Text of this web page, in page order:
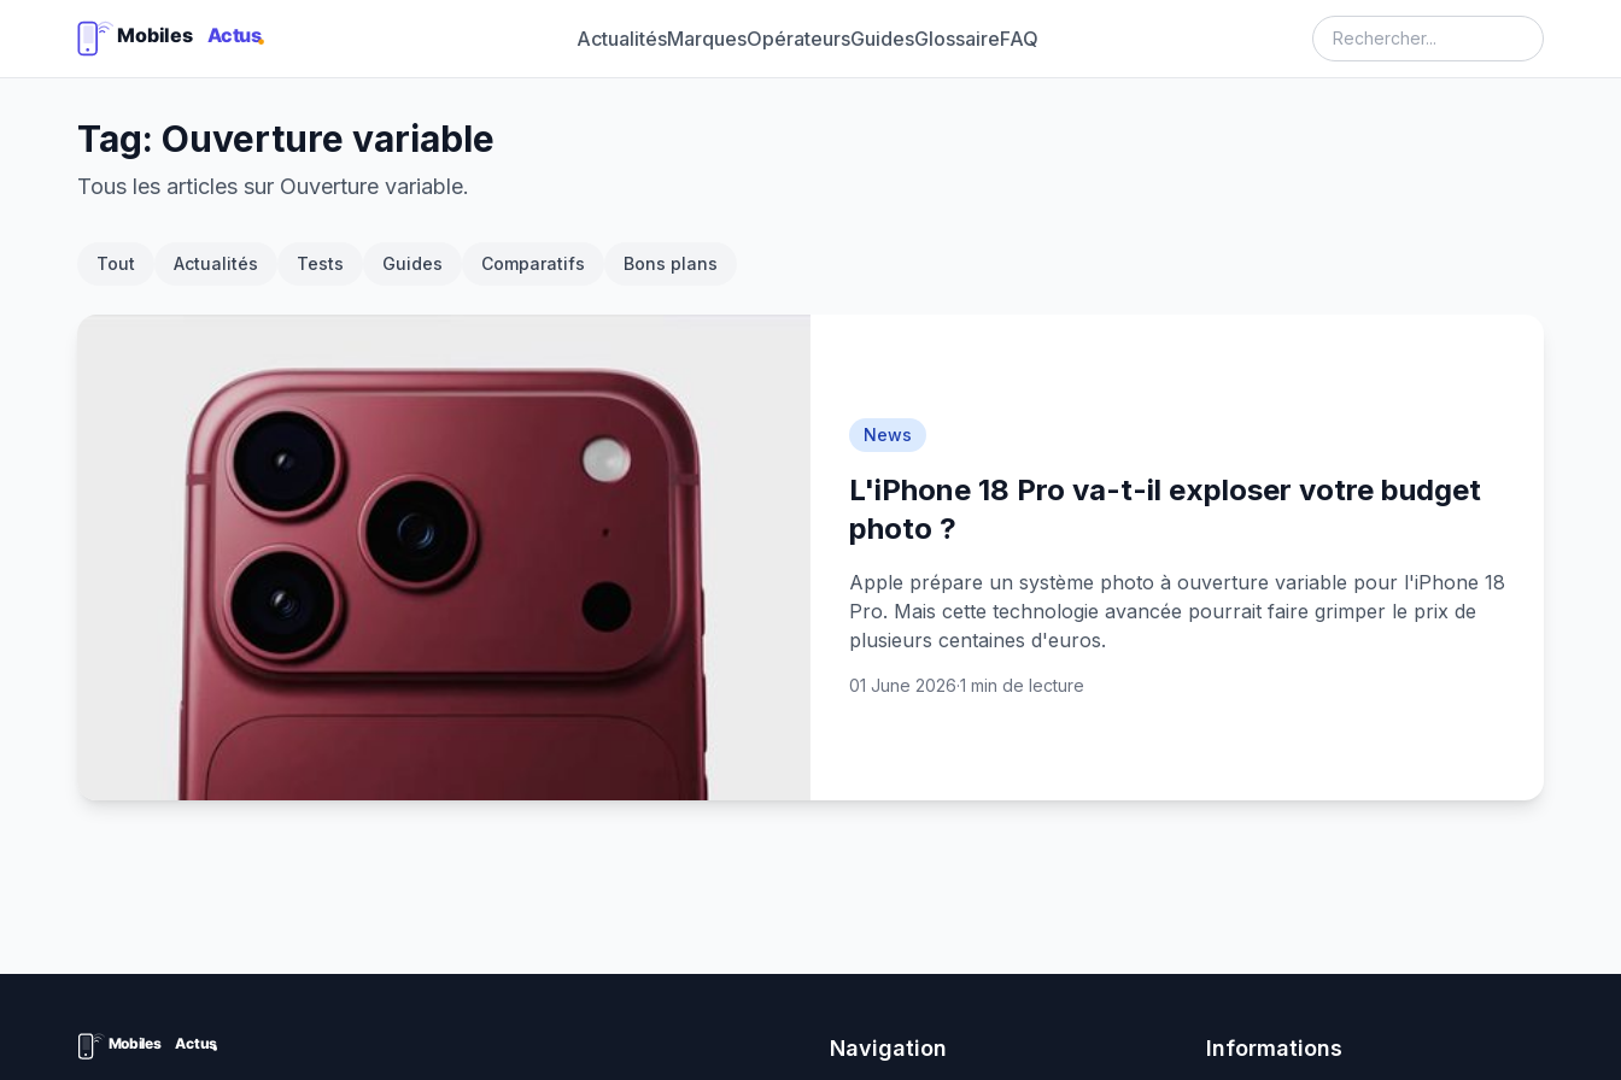
ActualitésMarquesOpérateursGuidesGlossaireFAQ
Tag: Ouverture variable
Tous les articles sur Ouverture variable.
Tout Actualités Tests Guides Comparatifs Bons plans
News
L'iPhone 18 Pro va-t-il exploser votre budget
photo ?
Apple prépare un système photo à ouverture variable pour l'iPhone 18
Pro. Mais cette technologie avancée pourrait faire grimper le prix de
plusieurs centaines d'euros.
01 June 2026·1 min de lecture
Navigation Informations